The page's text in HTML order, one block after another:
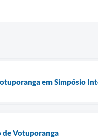
em Simpósio
de Votuporanga